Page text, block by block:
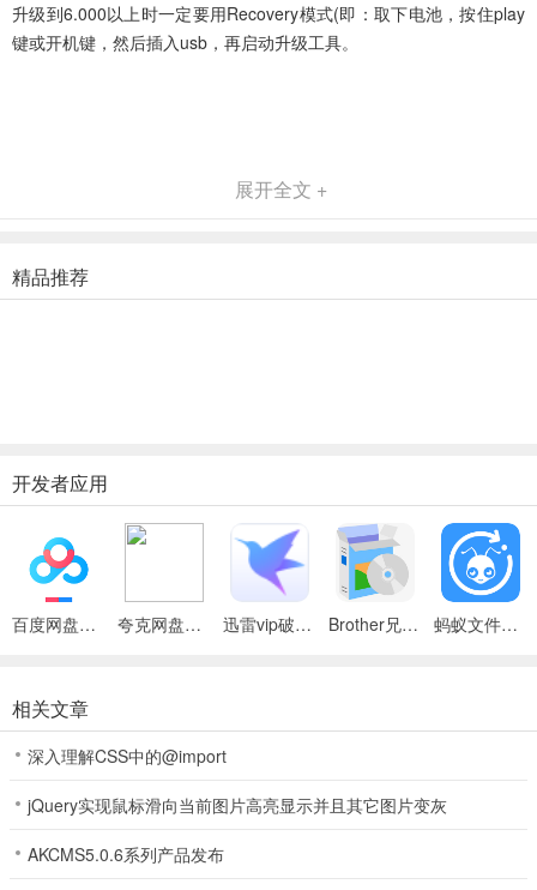
升级到6.000以上时一定要用Recovery模式(即：取下电池，按住play
键或开机键，然后插入usb，再启动升级工具。
展开全文 +
精品推荐
开发者应用
百度网盘绿色免安装Pc电脑版 夸克网盘官方正式版 迅雷vip破解版永久会员2024版 Brother兄弟 MFC-8480DN多功能一体机ISIS驱动 蚂蚁文件（数据恢复大师）
相关文章
深入理解CSS中的@import
jQuery实现鼠标滑向当前图片高亮显示并且其它图片变灰
AKCMS5.0.6系列产品发布